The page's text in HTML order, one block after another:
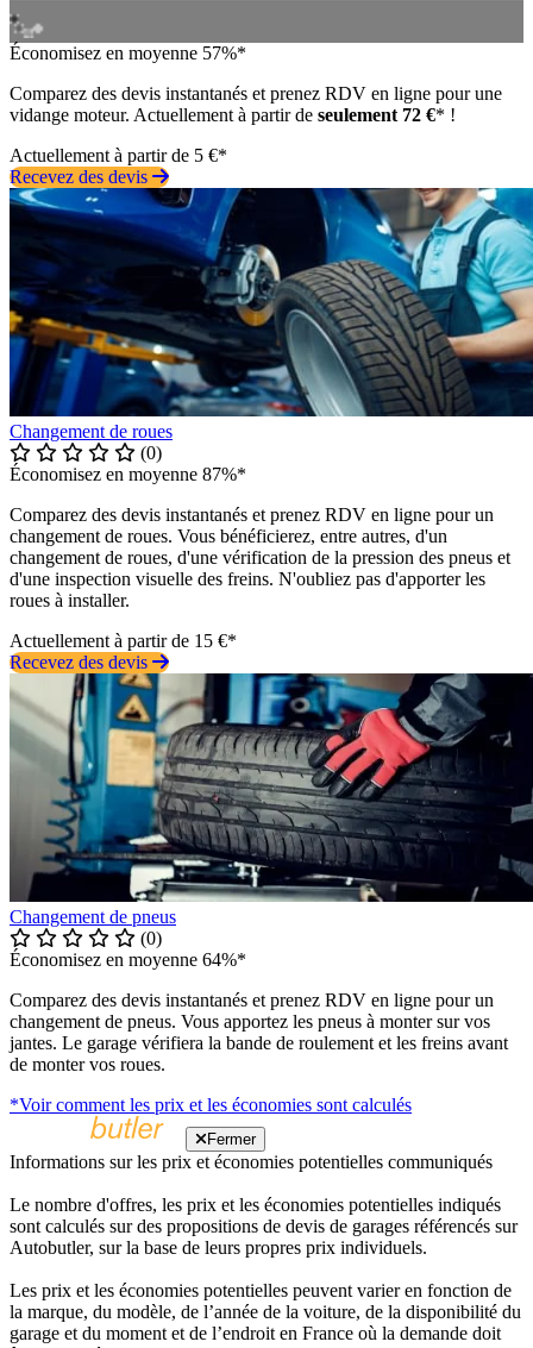
Économisez en moyenne 57%*
Comparez des devis instantanés et prenez RDV en ligne pour une
vidange moteur. Actuellement à partir de seulement 72 €* !
Actuellement à partir de 5 €*
Recevez des devis
Changement de roues
(0)
Économisez en moyenne 87%*
Comparez des devis instantanés et prenez RDV en ligne pour un
changement de roues. Vous bénéficierez, entre autres, d'un
changement de roues, d'une vérification de la pression des pneus et
d'une inspection visuelle des freins. N'oubliez pas d'apporter les
roues à installer.
Actuellement à partir de 15 €*
Recevez des devis
Changement de pneus
(0)
Économisez en moyenne 64%*
Comparez des devis instantanés et prenez RDV en ligne pour un
changement de pneus. Vous apportez les pneus à monter sur vos
jantes. Le garage vérifiera la bande de roulement et les freins avant
de monter vos roues.
*Voir comment les prix et les économies sont calculés
Fermer
Informations sur les prix et économies potentielles communiqués
Le nombre d'offres, les prix et les économies potentielles indiqués
sont calculés sur des propositions de devis de garages référencés sur
Autobutler, sur la base de leurs propres prix individuels.
Les prix et les économies potentielles peuvent varier en fonction de
la marque, du modèle, de l’année de la voiture, de la disponibilité du
garage et du moment et de l’endroit en France où la demande doit